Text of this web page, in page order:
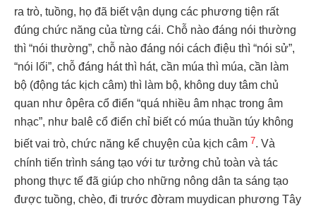
ra trò, tuồng, họ đã biết vận dụng các phương tiện rất
đúng chức năng của từng cái. Chỗ nào đáng nói thường
thì “nói thường”, chỗ nào đáng nói cách điệu thì “nói sử”,
“nói lối”, chỗ đáng hát thì hát, cần múa thì múa, cần làm
bộ (động tác kịch câm) thì làm bộ, không duy tâm chủ
quan như ôpêra cổ điển “quá nhiều âm nhạc trong âm
nhạc”, như balê cổ điển chỉ biết có múa thuần túy không
biết vai trò, chức năng kể chuyện của kịch câm 7. Và
chính tiến trình sáng tạo với tư tưởng chủ toàn và tác
phong thực tế đã giúp cho những nông dân ta sáng tạo
được tuồng, chèo, đi trước đờram muydican phương Tây